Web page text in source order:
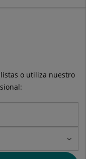
o utiliza nuestro